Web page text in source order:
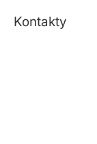
Kontakty